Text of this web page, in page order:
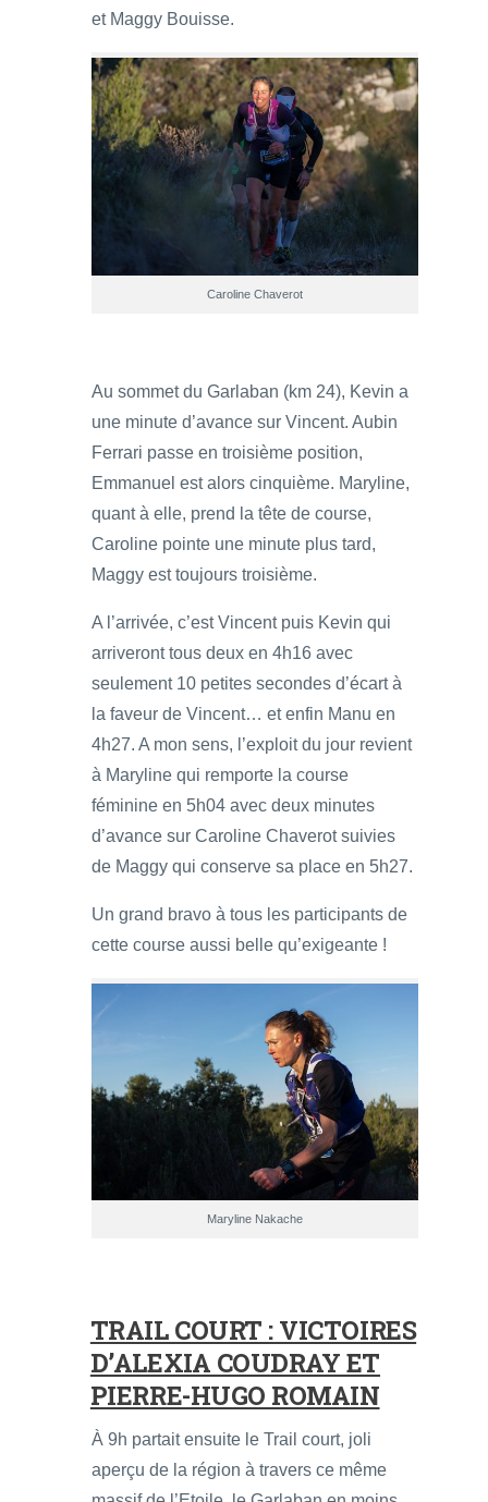
et Maggy Bouisse.
Caroline Chaverot
Au sommet du Garlaban (km 24), Kevin a
une minute d’avance sur Vincent. Aubin
Ferrari passe en troisième position,
Emmanuel est alors cinquième. Maryline,
quant à elle, prend la tête de course,
Caroline pointe une minute plus tard,
Maggy est toujours troisième.
A l’arrivée, c’est Vincent puis Kevin qui
arriveront tous deux en 4h16 avec
seulement 10 petites secondes d’écart à
la faveur de Vincent… et enfin Manu en
4h27. A mon sens, l’exploit du jour revient
à Maryline qui remporte la course
féminine en 5h04 avec deux minutes
d’avance sur Caroline Chaverot suivies
de Maggy qui conserve sa place en 5h27.
Un grand bravo à tous les participants de
cette course aussi belle qu’exigeante !
Maryline Nakache
TRAIL COURT : VICTOIRES
D’ALEXIA COUDRAY ET
PIERRE-HUGO ROMAIN
À 9h partait ensuite le Trail court, joli
aperçu de la région à travers ce même